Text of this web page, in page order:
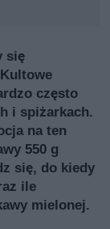
się
często
i spiżarkach.
na ten
550 g
się, do kiedy
ile
mielonej.